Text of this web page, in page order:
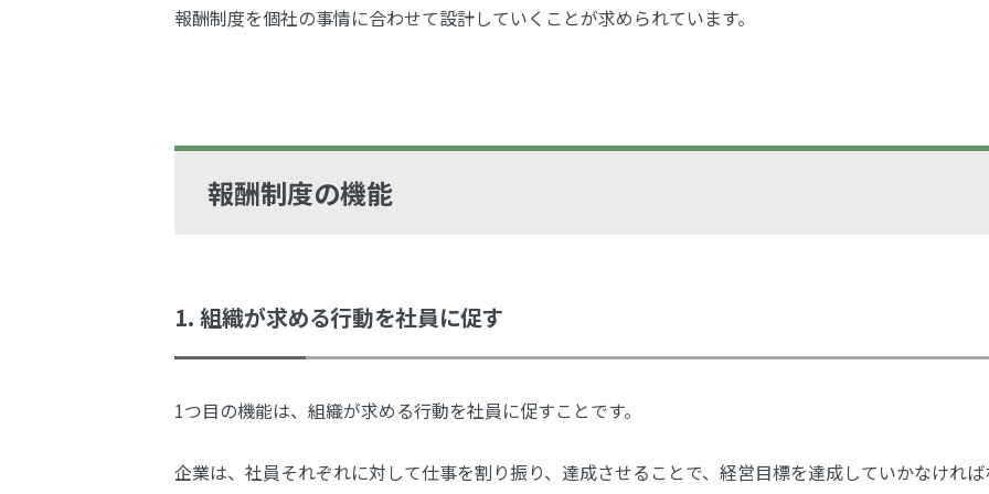
報酬制度を個社の事情に合わせて設計していくことが求められています。
報酬制度の機能
1. 組織が求める行動を社員に促す
1つ目の機能は、組織が求める行動を社員に促すことです。
企業は、社員それぞれに対して仕事を割り振り、達成させることで、経営目標を達成していかなけれ